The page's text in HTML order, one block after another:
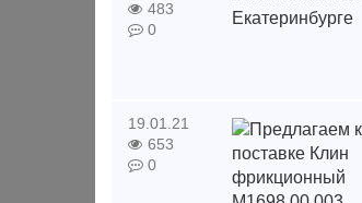
483
0
19.01.21
653
0